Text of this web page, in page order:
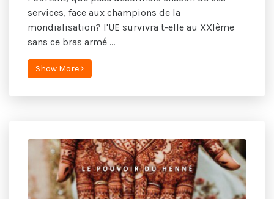
services, face aux champions de la
mondialisation? l'UE survivra t-elle au XXIème
sans ce bras armé ...
Show More